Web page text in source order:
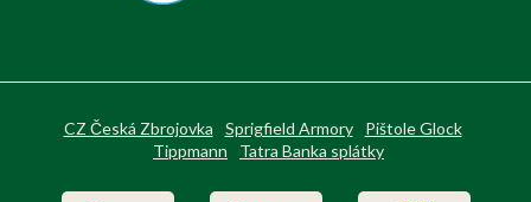
CZ Česká Zbrojovka Sprigfield Armory
Pištole Glock
Tippmann
Tatra Banka splátky